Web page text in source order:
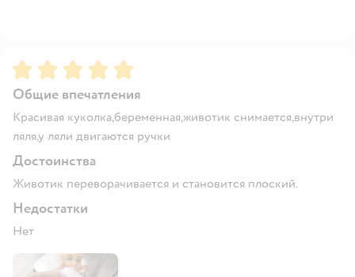
Рейтинг:5
Общие впечатления
Красивая куколка,беременная,животик снимается,внутри
ляля,у ляли двигаются ручки
Достоинства
Животик переворачивается и становится плоский.
Недостатки
Нет